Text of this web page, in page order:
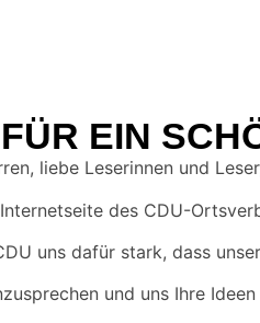
EIN
liebe Leserinnen und
des CDU-
uns dafür stark, dass
und uns Ihre